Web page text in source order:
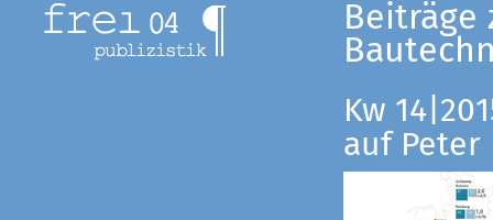
Beiträge
Kw
auf Peter